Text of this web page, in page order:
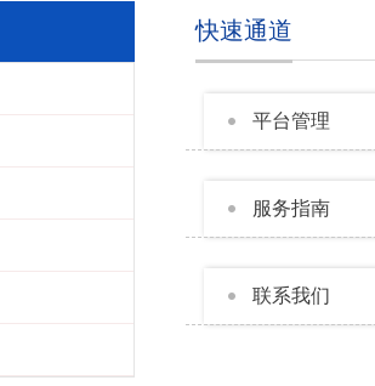
快速通道
平台管理
服务指南
联系我们